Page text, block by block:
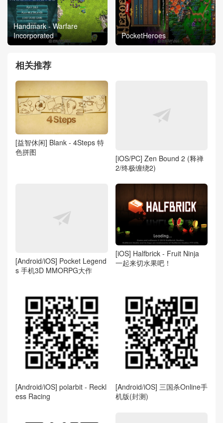
Handmark - Warfare
Incorporated
PocketHeroes
相关推荐
[益智休闲] Blank - 4Steps 特
色拼图
[iOS/PC] Zen Bound 2 (释禅
2/终极缠绕2)
[Android/iOS] Pocket Legend
s 手机3D MMORPG大作
[iOS] Halfbrick - Fruit Ninja
一起来切水果吧！
[Android/iOS] polarbit - Reckl
ess Racing
[Android/iOS] 三国杀Online手
机版(封测)